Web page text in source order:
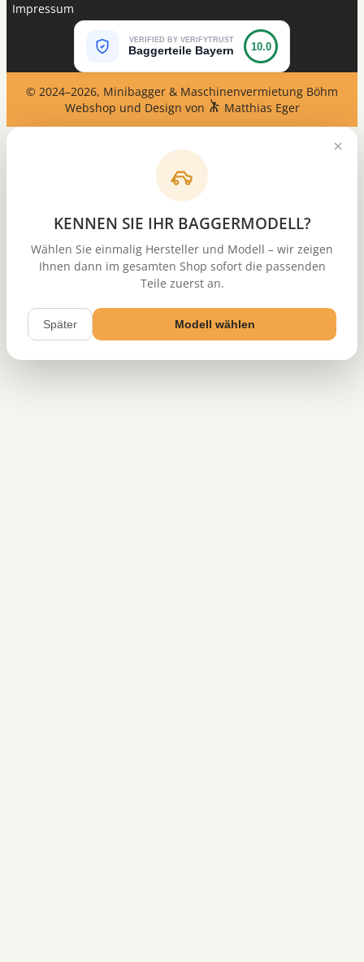
Impressum
VERIFIED BY VERIFYTRUST
Baggerteile Bayern 10.0
© 2024–2026, Minibagger & Maschinenvermietung Böhm
Webshop und Design von
Matthias Eger
KENNEN SIE IHR BAGGERMODELL?
Wählen Sie einmalig Hersteller und Modell – wir zeigen
Ihnen dann im gesamten Shop sofort die passenden
Teile zuerst an.
Später Modell wählen